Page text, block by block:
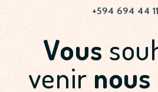
+594 694 44
Vous
venir nous